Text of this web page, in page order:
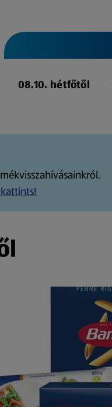
08.10. hétfőtől